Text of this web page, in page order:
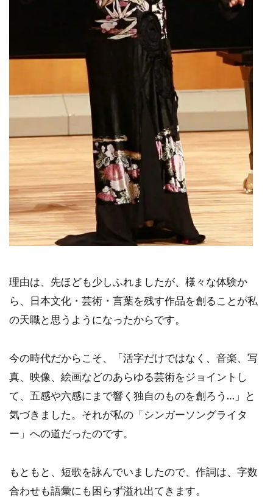
理由は、先ほども少しふれましたが、様々な体験か
ら、日本文化・芸術・言葉を残す作品を創ることが私
の天職と思うようになったからです。
今の時代だからこそ、「活字だけではなく、音楽、写
真、映像、絵画などのあらゆる芸術をジョイントし
て、五感や六感にまで響く独自のものを創ろう…」と
気づきました。それが私の「シンガーソングライタ
ー」への道だったのです。
もともと、短歌を詠んでいましたので、作詞は、字数
合わせも語彙にも困らず溢れ出てきます。